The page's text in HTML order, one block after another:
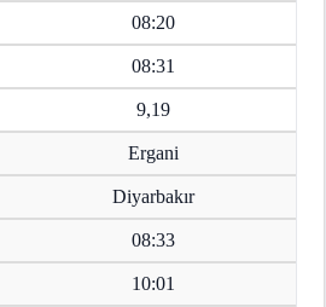
08:20
08:31
9,19
Ergani
Diyarbakır
08:33
10:01